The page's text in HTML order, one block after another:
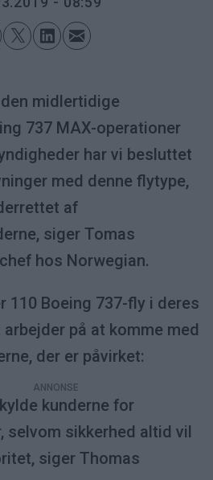
midlertidige
737 MAX-operationer
har vi besluttet
med denne flytype,
af
siger Tomas
hos Norwegian.
110 Boeing 737-fly i deres
på at komme med
der er påvirket:
kunderne for
selvom sikkerhed altid vil
siger Thomas